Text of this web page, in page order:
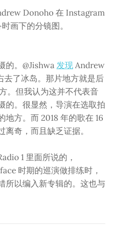
Donoho 在 Instagram
画下的分镜图。
的。@Jishwa发现Andrew
去了冰岛。那片地方就是后
。但我认为这并不代表音
的。很显然，导演在选取拍
方。而 2018 年的歌在 16
奇，而且缺乏证据。
1 里面所说的，
时期的巡演做排练时，
所以编入新专辑的。这也与